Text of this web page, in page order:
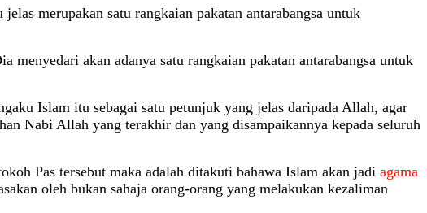
jelas merupakan satu rangkaian pakatan antarabangsa untuk
akan adanya satu rangkaian pakatan antarabangsa untuk
Islam itu sebagai satu petunjuk yang jelas daripada Allah, agar
Nabi Allah yang terakhir dan yang disampaikannya kepada seluruh
Pas tersebut maka adalah ditakuti bahawa Islam akan jadi agama
oleh bukan sahaja orang-orang yang melakukan kezaliman